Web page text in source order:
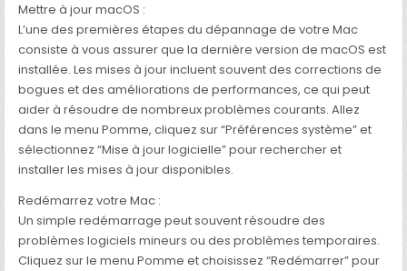
Mettre à jour macOS :
L’une des premières étapes du dépannage de votre Mac
consiste à vous assurer que la dernière version de macOS est
installée. Les mises à jour incluent souvent des corrections de
bogues et des améliorations de performances, ce qui peut
aider à résoudre de nombreux problèmes courants. Allez
dans le menu Pomme, cliquez sur “Préférences système” et
sélectionnez “Mise à jour logicielle” pour rechercher et
installer les mises à jour disponibles.
Redémarrez votre Mac :
Un simple redémarrage peut souvent résoudre des
problèmes logiciels mineurs ou des problèmes temporaires.
Cliquez sur le menu Pomme et choisissez “Redémarrer” pour